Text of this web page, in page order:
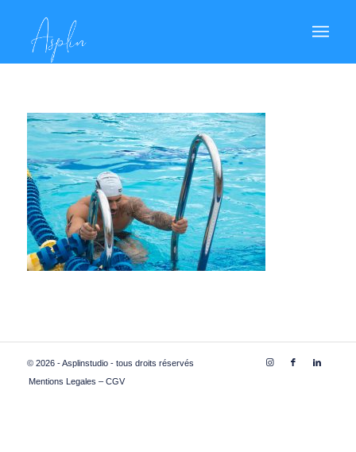
© 2026 - Asplinstudio - tous droits réservés
Mentions Legales – CGV